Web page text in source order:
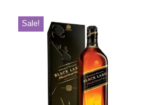
Sale!